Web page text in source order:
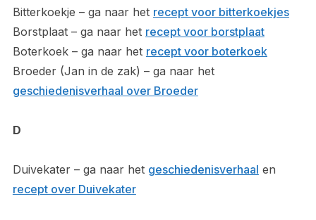
Bitterkoekje – ga naar het recept voor bitterkoekjes
Borstplaat – ga naar het recept voor borstplaat
Boterkoek – ga naar het recept voor boterkoek
Broeder (Jan in de zak) – ga naar het
geschiedenisverhaal over Broeder
D
Duivekater – ga naar het geschiedenisverhaal en
recept over Duivekater